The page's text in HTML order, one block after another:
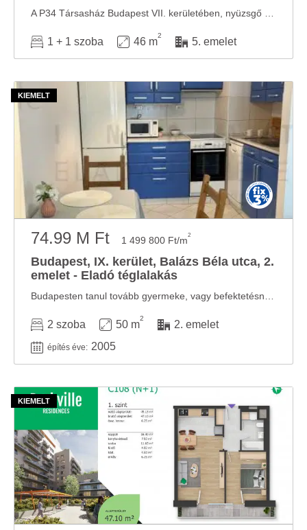
1 + 1 szoba 46 m
2
5. emelet
74.99 M Ft 1 499 800 Ft/m2
Budapest, IX. kerület, Balázs Béla utca, 2.
emelet - Eladó téglalakás
2 szoba 50 m
2
2. emelet
építés éve: 2005